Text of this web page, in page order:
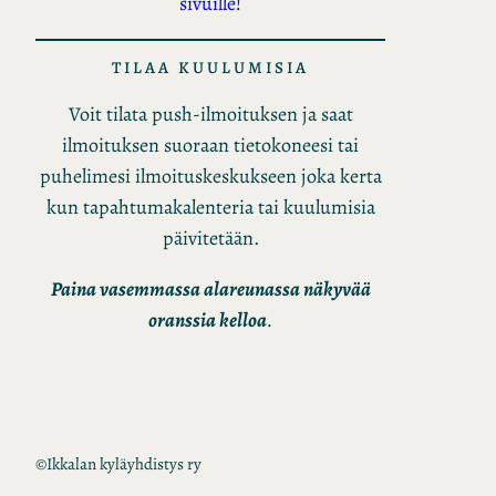
TILAA KUULUMISIA
Voit tilata push-ilmoituksen ja saat
ilmoituksen suoraan tietokoneesi tai
puhelimesi ilmoituskeskukseen joka kerta
kun tapahtumakalenteria tai kuulumisia
päivitetään.
Paina vasemmassa alareunassa näkyvää
oranssia kelloa.
©Ikkalan kyläyhdistys ry